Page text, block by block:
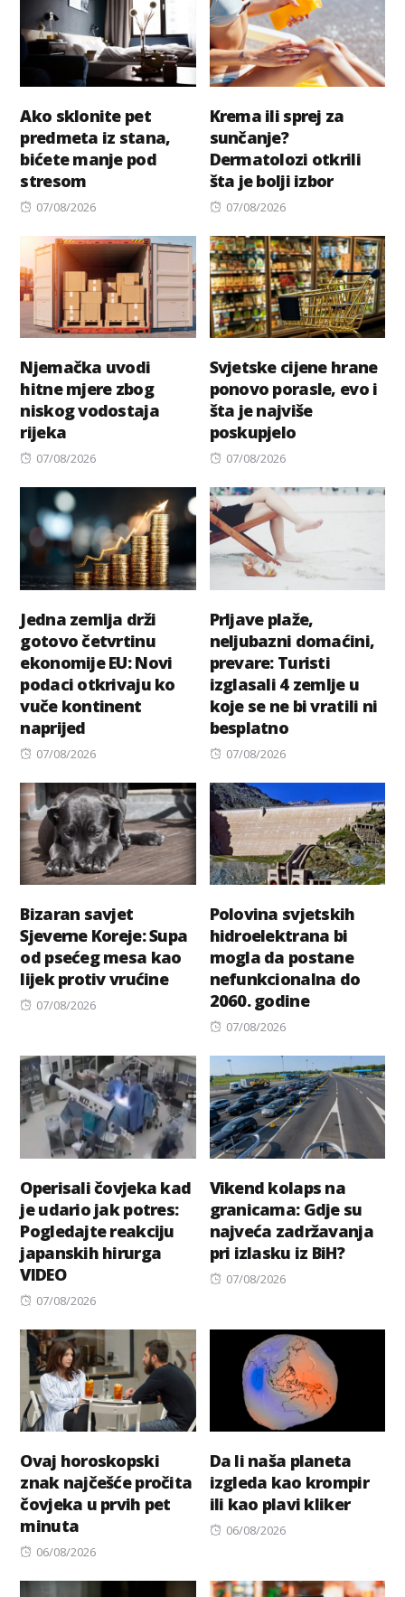
Ako sklonite pet
predmeta iz stana,
bićete manje pod
stresom
Posted
07/08/2026
Krema ili sprej za
sunčanje?
Dermatolozi otkrili
šta je bolji izbor
Posted
07/08/2026
Njemačka uvodi
hitne mjere zbog
niskog vodostaja
rijeka
Posted
07/08/2026
Svjetske cijene hrane
ponovo porasle, evo i
šta je najviše
poskupjelo
Posted
07/08/2026
Jedna zemlja drži
gotovo četvrtinu
ekonomije EU: Novi
podaci otkrivaju ko
vuče kontinent
naprijed
Posted
07/08/2026
Prljave plaže,
neljubazni domaćini,
prevare: Turisti
izglasali 4 zemlje u
koje se ne bi vratili ni
besplatno
Posted
07/08/2026
Bizaran savjet
Sjeverne Koreje: Supa
od psećeg mesa kao
lijek protiv vrućine
Posted
07/08/2026
Polovina svjetskih
hidroelektrana bi
mogla da postane
nefunkcionalna do
2060. godine
Posted
07/08/2026
Operisali čovjeka kad
je udario jak potres:
Pogledajte reakciju
japanskih hirurga
VIDEO
Posted
07/08/2026
Vikend kolaps na
granicama: Gdje su
najveća zadržavanja
pri izlasku iz BiH?
Posted
07/08/2026
Ovaj horoskopski
znak najčešće pročita
čovjeka u prvih pet
minuta
Posted
06/08/2026
Da li naša planeta
izgleda kao krompir
ili kao plavi kliker
Posted
06/08/2026